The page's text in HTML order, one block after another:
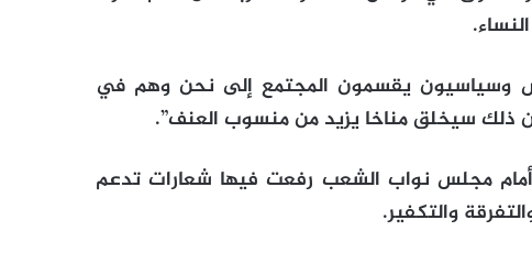
وسياسيون يقسمون المجتمع إلى نحن وهم في
ذلك سيخلق مناخا يزيد من منسوب العنف”.
مجلس نواب الشعب رفعت فيها شعارات تدعم
والتكفير.